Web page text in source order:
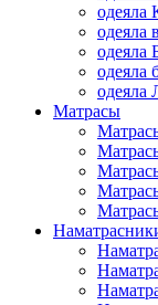
одеяла
одеяла
одеяла
одеяла
одеяла
Матрасы